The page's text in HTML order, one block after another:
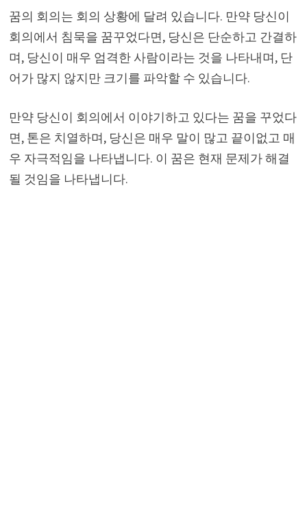
꿈의 회의는 회의 상황에 달려 있습니다. 만약 당신이
회의에서 침묵을 꿈꾸었다면, 당신은 단순하고 간결하
며, 당신이 매우 엄격한 사람이라는 것을 나타내며, 단
어가 많지 않지만 크기를 파악할 수 있습니다.
만약 당신이 회의에서 이야기하고 있다는 꿈을 꾸었다
면, 톤은 치열하며, 당신은 매우 말이 많고 끝이없고 매
우 자극적임을 나타냅니다. 이 꿈은 현재 문제가 해결
될 것임을 나타냅니다.